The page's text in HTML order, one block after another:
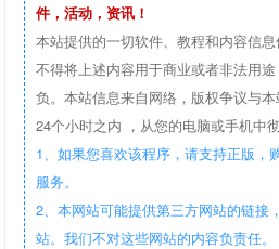
件，活动，资讯！
本站提供的一切软件、教程和内容信
不得将上述内容用于商业或者非法用
负。本站信息来自网络，版权争议与
24个小时之内 ，从您的电脑或手机中
1、如果您喜欢该程序，请支持正版，
服务。
2、本网站可能提供第三方网站的链接
站。我们不对这些网站的内容负责任。